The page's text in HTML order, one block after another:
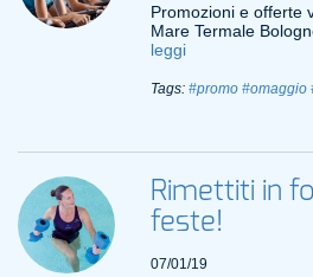
Promozioni e offerte
Mare Termale
leggi
Tags: #promo #omaggio
Rimettiti in
feste!
07/01/19